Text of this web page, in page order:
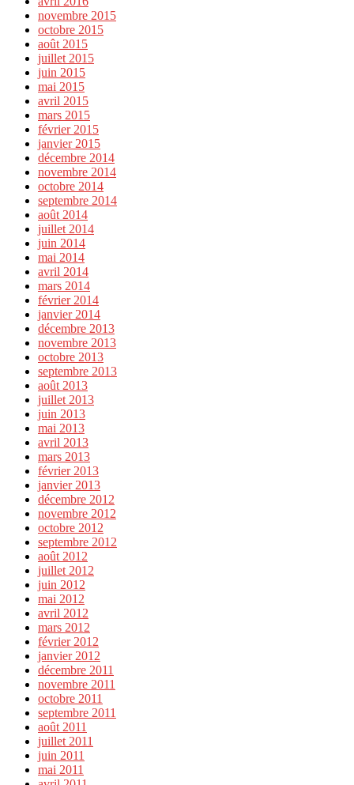
novembre 2015
octobre 2015
août 2015
juillet 2015
juin 2015
mai 2015
avril 2015
mars 2015
février 2015
janvier 2015
décembre 2014
novembre 2014
octobre 2014
septembre 2014
août 2014
juillet 2014
juin 2014
mai 2014
avril 2014
mars 2014
février 2014
janvier 2014
décembre 2013
novembre 2013
octobre 2013
septembre 2013
août 2013
juillet 2013
juin 2013
mai 2013
avril 2013
mars 2013
février 2013
janvier 2013
décembre 2012
novembre 2012
octobre 2012
septembre 2012
août 2012
juillet 2012
juin 2012
mai 2012
avril 2012
mars 2012
février 2012
janvier 2012
décembre 2011
novembre 2011
octobre 2011
septembre 2011
août 2011
juillet 2011
juin 2011
mai 2011